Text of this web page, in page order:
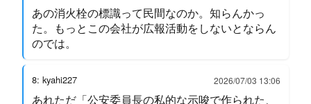
あの消火栓の標識って民間なのか。知らんかっ
た。もっとこの会社が広報活動をしないとならん
のでは。
8: kyahi227 2026/07/03 13:06
あれただ「公安委員長の私的な示唆で作られた、